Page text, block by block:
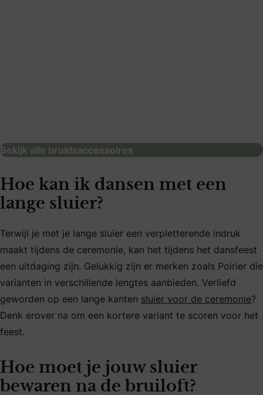
Bekijk alle bruidsaccessoires
Hoe kan ik dansen met een
lange sluier?
Terwijl je met je lange sluier een verpletterende indruk
maakt tijdens de ceremonie, kan het tijdens het dansfeest
een uitdaging zijn. Gelukkig zijn er merken zoals Poirier die
varianten in verschillende lengtes aanbieden. Verliefd
geworden op een lange kanten sluier voor de ceremonie?
Denk erover na om een kortere variant te scoren voor het
feest.
Hoe moet je jouw sluier
bewaren na de bruiloft?